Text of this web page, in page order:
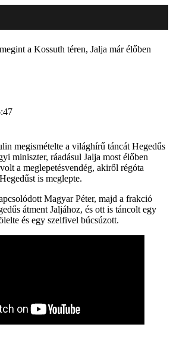
a Kossuth téren, Jalja már élőben
megismételte a világhírű táncát Hegedűs
miniszter, ráadásul Jalja most élőben
a meglepetésvendég, akiről régóta
is meglepte.
Magyar Péter, majd a frakció
átment Jaljához, és ott is táncolt egy
és egy szelfivel búcsúzott.